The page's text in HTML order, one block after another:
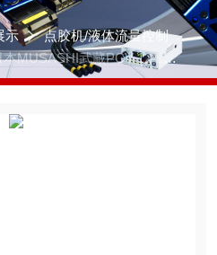
示
点胶机/液体流量控制
本MUSASHI武藏PCV-12-L气